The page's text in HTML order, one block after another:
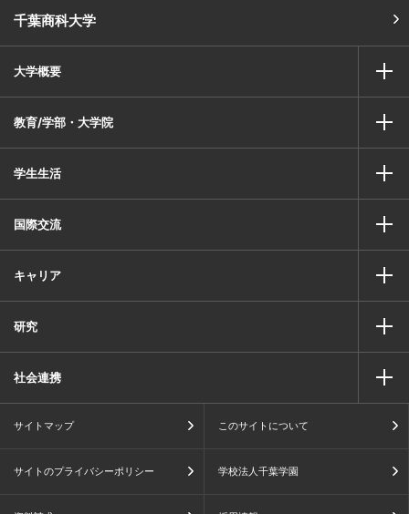
千葉商科大学
大学概要
教育/学部・大学院
学生生活
国際交流
キャリア
研究
社会連携
サイトマップ このサイトについて
サイトのプライバシーポリシー 学校法人千葉学園